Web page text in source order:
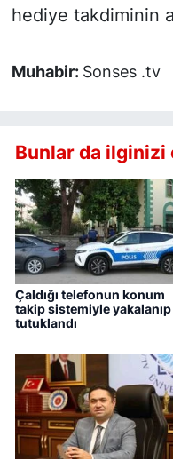
hediye takdiminin
Muhabir: Sonses .tv
Bunlar da
Çaldığı telefonun konum
takip sistemiyle yakalanıp
tutuklandı